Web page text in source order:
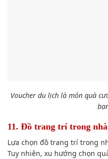
Voucher du lịch là món quà
11. Đồ trang trí trong nhà
Lựa chọn đồ trang trí trong
Tuy nhiên, xu hướng chọn